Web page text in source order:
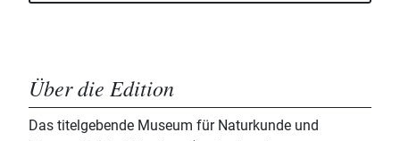
Über die Edition
Das titelgebende Museum für Naturkunde und